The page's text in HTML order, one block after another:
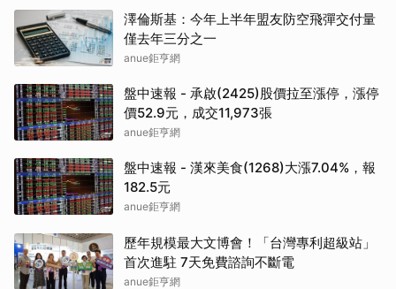
澤倫斯基：今年上半年盟友防空飛彈交付量
僅去年三分之一
anue鉅亨網
盤中速報 - 承啟(2425)股價拉至漲停，漲停
價52.9元，成交11,973張
anue鉅亨網
盤中速報 - 漢來美食(1268)大漲7.04%，報
182.5元
anue鉅亨網
歷年規模最大文博會！「台灣專利超級站」
首次進駐 7天免費諮詢不斷電
anue鉅亨網